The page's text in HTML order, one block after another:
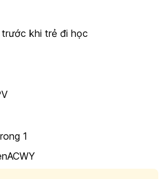
khi trẻ đi học
1